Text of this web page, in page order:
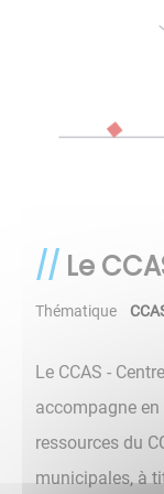
Le
Thématique
Le CCAS -
accompagne
ressources du
municipales, à